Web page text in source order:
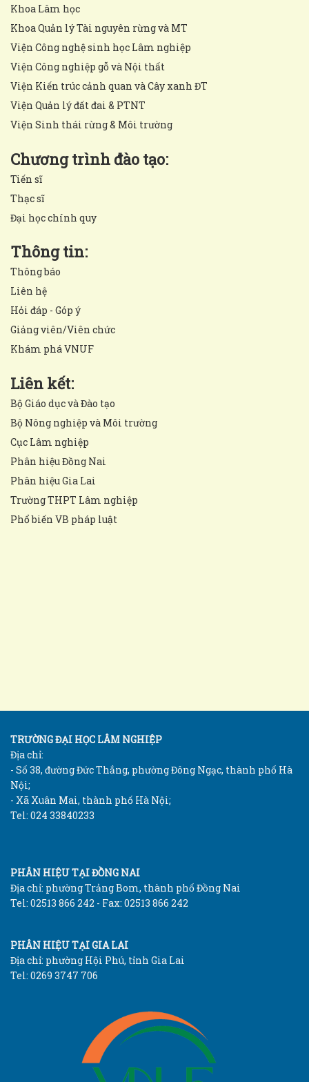
Khoa Lâm học
Khoa Quản lý Tài nguyên rừng và MT
Viện Công nghệ sinh học Lâm nghiệp
Viện Công nghiệp gỗ và Nội thất
Viện Kiến trúc cảnh quan và Cây xanh ĐT
Viện Quản lý đất đai & PTNT
Viện Sinh thái rừng & Môi trường
Chương trình đào tạo:
Tiến sĩ
Thạc sĩ
Đại học chính quy
Thông tin:
Thông báo
Liên hệ
Hỏi đáp - Góp ý
Giảng viên/Viên chức
Khám phá VNUF
Liên kết:
Bộ Giáo dục và Đào tạo
Bộ Nông nghiệp và Môi trường
Cục Lâm nghiệp
Phân hiệu Đồng Nai
Phân hiệu Gia Lai
Trường THPT Lâm nghiệp
Phổ biến VB pháp luật
TRƯỜNG ĐẠI HỌC LÂM NGHIỆP
Địa chỉ:
- Số 38, đường Đức Thắng, phường Đông Ngạc, thành phố Hà
Nội;
- Xã Xuân Mai, thành phố Hà Nội;
Tel: 024 33840233
PHÂN HIỆU TẠI ĐỒNG NAI
Địa chỉ: phường Trảng Bom, thành phố Đồng Nai
Tel: 02513 866 242 - Fax: 02513 866 242
PHÂN HIỆU TẠI GIA LAI
Địa chỉ: phường Hội Phú, tỉnh Gia Lai
Tel: 0269 3747 706